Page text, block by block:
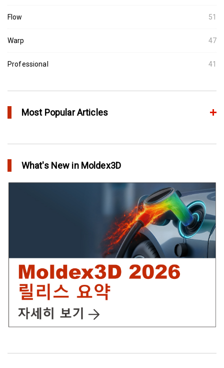
Flow 51
Warp 47
Professional 41
Most Popular Articles
in Top Story
IC Packaging 제품의 물리적 강도 확보를 위한 Post Mold
어닐링을 통해 플라스틱 제품에 가치를 추가
What's New in Moldex3D